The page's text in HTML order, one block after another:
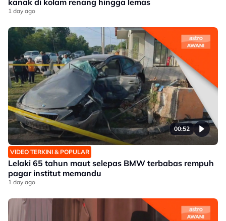
kanak di kolam renang hingga lemas
1 day ago
00:52
VIDEO TERKINI & POPULAR
Lelaki 65 tahun maut selepas BMW terbabas rempuh
pagar institut memandu
1 day ago